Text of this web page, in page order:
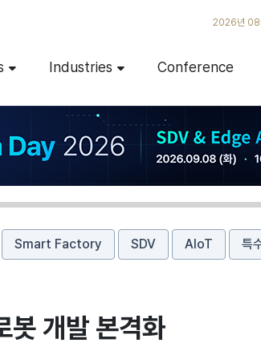
2026년 08
Industries Conference
Smart Factory SDV AIoT 특
봇 개발 본격화